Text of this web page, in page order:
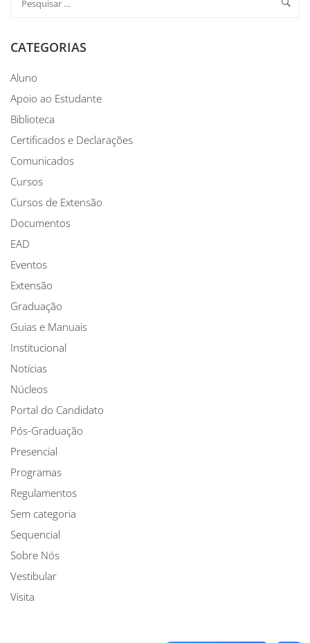
CATEGORIAS
Aluno
Apoio ao Estudante
Biblioteca
Certificados e Declarações
Comunicados
Cursos
Cursos de Extensão
Documentos
EAD
Eventos
Extensão
Graduação
Guias e Manuais
Institucional
Notícias
Núcleos
Portal do Candidato
Pós-Graduação
Presencial
Programas
Regulamentos
Sem categoria
Sequencial
Sobre Nós
Vestibular
Visita